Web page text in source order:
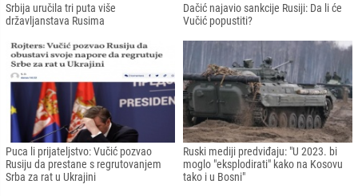
Srbija uručila tri puta više
državljanstava Rusima
Dačić najavio sankcije Rusiji: Da li će
Vučić popustiti?
Puca li prijateljstvo: Vučić pozvao
Rusiju da prestane s regrutovanjem
Srba za rat u Ukrajini
Ruski mediji predviđaju: "U 2023. bi
moglo "eksplodirati" kako na Kosovu
tako i u Bosni"